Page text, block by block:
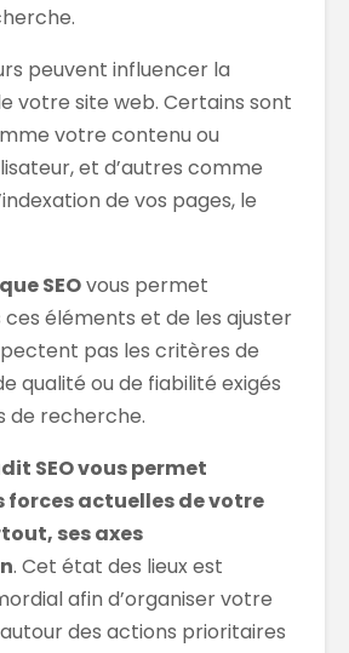
peuvent influencer la
votre site web. Certains sont
votre contenu ou
et d’autres comme
de vos pages, le
SEOvous permet
ces éléments et de les ajuster
pas les critères de
qualité ou de fiabilité exigés
de recherche.
SEO vous permet
forces actuelles de votre
ses axes
. Cet état des lieux est
afin d’organiser votre
autour des actions prioritaires